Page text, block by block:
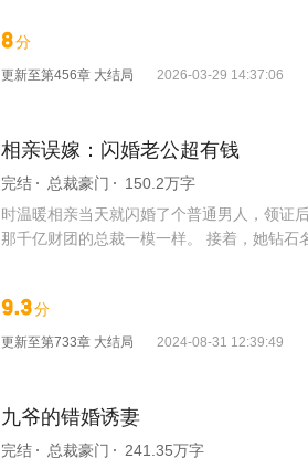
狗，就是女主的追随者，不仅针对陷害她们
不懂事，爱捣乱？ 挨个收拾就好了！
8分
更新至第456章 大结局 2026-03-29 14:37:06
相亲误嫁：闪婚老公超有钱
完结 总裁豪门
150.2万字
时温暖相亲当天就闪婚了个普通男人，领证
那千亿财团的总裁一模一样。 接着，她钻
9.3分
更新至第733章 大结局 2024-08-31 12:39:49
九爷的错婚诱妻
完结 总裁豪门
241.35万字